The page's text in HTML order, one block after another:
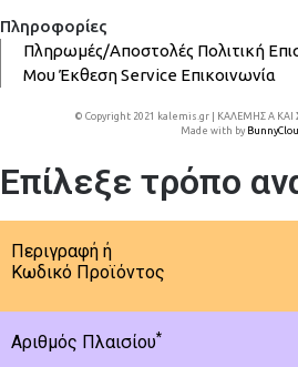
Πληροφορίες
Πληρωμές/Αποστολές Πολιτική
ΜουΈκθεσηService Επικοινωνία
© Copyright 2021 kalemis.gr | ΚΑΛΕΜΗΣ Α ΚΑΙ
Made with by
Επίλεξε τρόπο
Περιγραφή ή
Κωδικό Προϊόντος
Αριθμός Πλαισίου*